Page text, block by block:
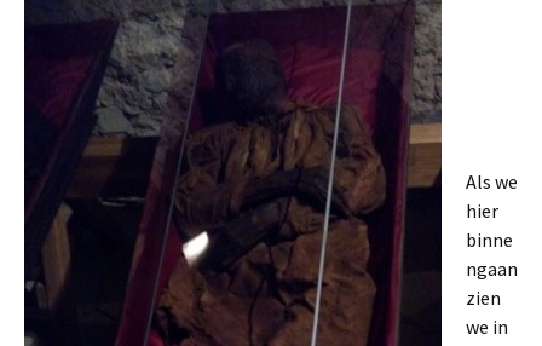
Als we
hier
binne
ngaan
zien
we in